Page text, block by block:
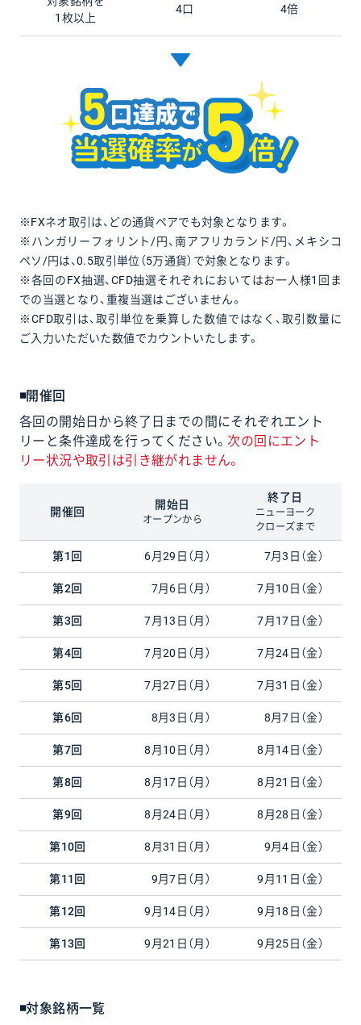
1枚以上
4口 4倍
※FXネオ取引は、どの通貨ペアでも対象となります。
※ハンガリーフォリント/円、南アフリカランド/円、メキシコ
ペソ/円は、0.5取引単位（5万通貨）で対象となります。
※各回のFX抽選、CFD抽選それぞれにおいてはお一人様1回ま
での当選となり、重複当選はございません。
※CFD取引は、取引単位を乗算した数値ではなく、取引数量に
ご入力いただいた数値でカウントいたします。
◾開催回
各回の開始日から終了日までの間にそれぞれエント
リーと条件達成を行ってください。次の回にエント
リー状況や取引は引き継がれません。
開催回
開始日
オープンから
終了日
ニューヨーク
クローズまで
第1回 6月29日（月） 7月3日（金）
第2回 7月6日（月） 7月10日（金）
第3回 7月13日（月） 7月17日（金）
第4回 7月20日（月） 7月24日（金）
第5回 7月27日（月） 7月31日（金）
第6回 8月3日（月） 8月7日（金）
第7回 8月10日（月） 8月14日（金）
第8回 8月17日（月） 8月21日（金）
第9回 8月24日（月） 8月28日（金）
第10回 8月31日（月） 9月4日（金）
第11回 9月7日（月） 9月11日（金）
第12回 9月14日（月） 9月18日（金）
第13回 9月21日（月） 9月25日（金）
◾対象銘柄一覧